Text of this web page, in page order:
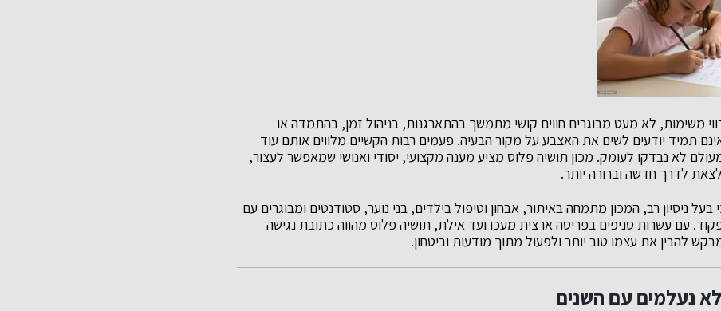
משימות, לא מעט מבוגרים חווים קושי מתמשך בהתארגנות, בניהול זמן, בהתמדה או
תמיד יודעים לשים את האצבע על מקור הבעיה. פעמים רבות הקשיים מלווים אותם עוד
לא נבדקו לעומק. מכון תושיה פלוס מציע מענה מקצועי, יסודי ואנושי שמאפשר לעצור,
לדרך חדשה וברורה יותר.
בעל ניסיון רב, המכון מתמחה באיתור, אבחון וטיפול בילדים, בני נוער, סטודנטים ומבוגרים עם
עם עשרות סניפים בפריסה ארצית מעכו ועד אילת, תושיה פלוס מהווה כתובת נגישה
להבין את עצמו טוב יותר ולפעול מתוך מודעות וביטחון.
נעלמים עם השנים